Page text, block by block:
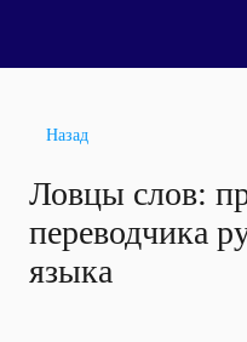
Назад
Ловцы слов:
переводчика
языка